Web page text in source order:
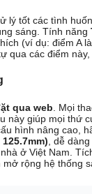
lý tốt các tình
sáng. Tính năng
(ví dụ: điểm A
các điểm
qua web . Mọi
này giúp mọi thứ
hình nâng cao,
, dễ
ở Việt Nam.
rộng hệ thống